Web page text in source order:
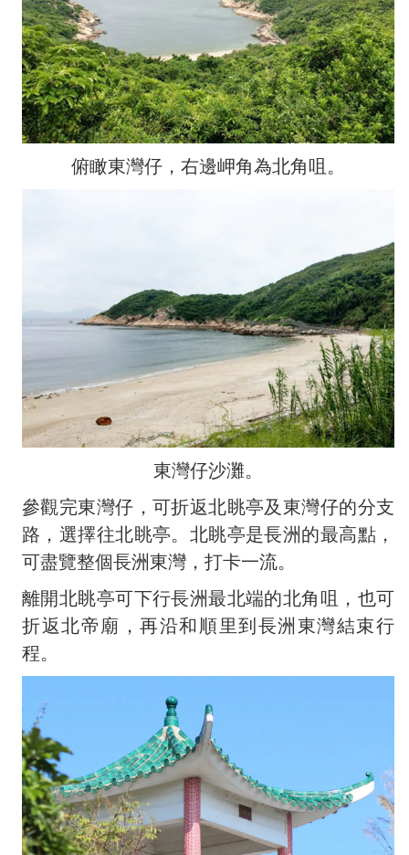
俯瞰東灣仔，右邊岬角為北角咀。
東灣仔沙灘。
參觀完東灣仔，可折返北眺亭及東灣仔的分支
路，選擇往北眺亭。北眺亭是長洲的最高點，
可盡覽整個長洲東灣，打卡一流。
離開北眺亭可下行長洲最北端的北角咀，也可
折返北帝廟，再沿和順里到長洲東灣結束行
程。